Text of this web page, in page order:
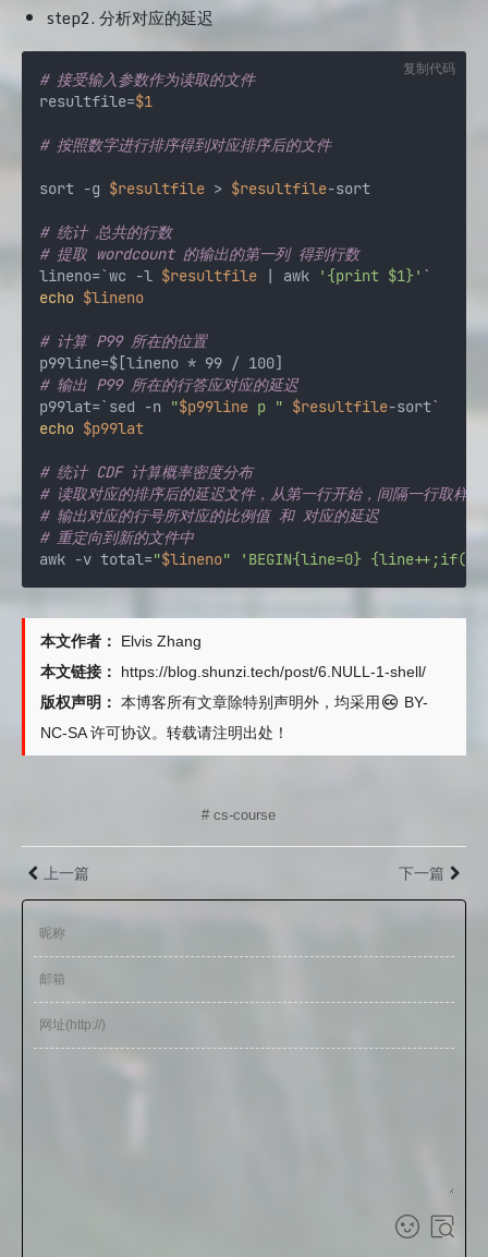
step2. 分析对应的延迟
# 接受输入参数作为读取的文件
resultfile=$1
# 按照数字进行排序得到对应排序后的文件
sort -g $resultfile > $resultfile-sort
# 统计 总共的行数
# 提取 wordcount 的输出的第一列 得到行数
lineno=`wc -l $resultfile | awk '{print $1}'
echo $lineno
# 计算 P99 所在的位置
# 输出 P99 所在的行答应对应的延迟
p99lat=`sed -n
"$p99line p " $resultfile
echo $p99lat
# 统计 CDF 计算概率密度分布
# 读取对应的排序后的延迟文件，从第一行开始，间隔一行取样
# 输出对应的行号所对应的比例值 和 对应的延迟
# 重定向到新的文件中
awk -v total="$lineno" 'BEGIN{line=0}
复制代码
本文作者：
Elvis Zhang
本文链接：
https://blog.shunzi.tech/post/6.NULL-1-shell/
版权声明： 本博客所有文章除特别声明外，均采用
BY-
NC-SA许可协议。转载请注明出处！
# cs-course
上一篇 下一篇